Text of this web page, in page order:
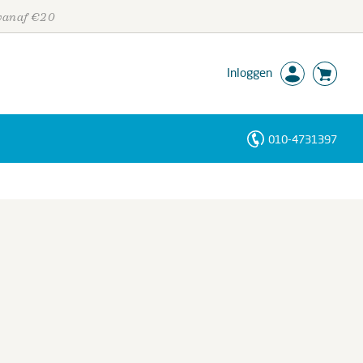
€20
Inloggen
010-4731397
Personen